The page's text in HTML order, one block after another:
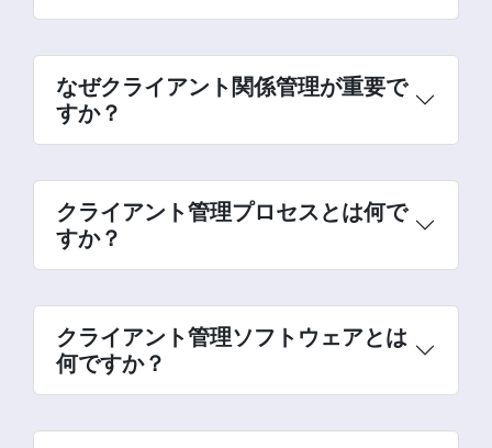
なぜクライアント関係管理が重要で
すか？
クライアント管理プロセスとは何で
すか？
クライアント管理ソフトウェアとは
何ですか？